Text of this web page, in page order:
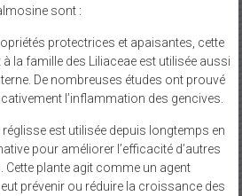
sont :
protectrices et apaisantes, cette
la famille des Liliaceae est utilisée aussi
De nombreuses études ont prouvé
l’inflammation des gencives.
est utilisée depuis longtemps en
pour améliorer l’efficacité d’autres
Cette plante agit comme un agent
prévenir ou réduire la croissance des